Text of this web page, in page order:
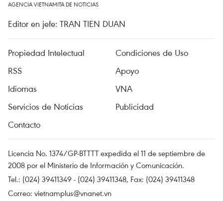
AGENCIA VIETNAMITA DE NOTICIAS
Editor en jefe: TRAN TIEN DUAN
Propiedad Intelectual
Condiciones de Uso
RSS
Apoyo
Idiomas
VNA
Servicios de Noticias
Publicidad
Contacto
Licencia No. 1374/GP-BTTTT expedida el 11 de septiembre de
2008 por el Ministerio de Información y Comunicación.
Tel.: (024) 39411349 - (024) 39411348, Fax: (024) 39411348
Correo: vietnamplus@vnanet.vn